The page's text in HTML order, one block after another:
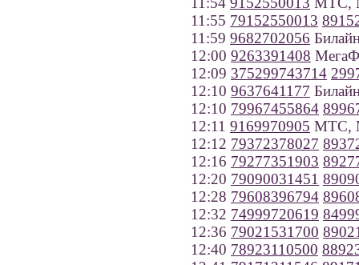
11:55 79152550013
11:59 9682702056
12:00 9263391408
12:09 375299743714
12:10 9637641177
12:10 79967455864
12:11 9169970905 МТС,
12:12 79372378027
12:16 79277351903
12:20 79090031451
12:28 79608396794
12:32 74999720619
12:36 79021531700
12:40 78923110500